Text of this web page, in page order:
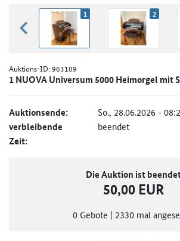
zurück blättern
1 2
Auktions-ID:963109
1 NUOVA Universum 5000 Heimorgel mit
Auktionsende: So., 28.06.2026 -
verbleibende
Zeit:
beendet
Die Auktion ist
50,00 EUR
0 Gebote | 2330 mal